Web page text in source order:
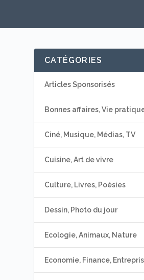
CATÉGORIES
Articles Sponsorisés
Bonnes affaires, Vie
Ciné, Musique, Médias, TV
Cuisine, Art de vivre
Culture, Livres, Poésies
Dessin, Photo du jour
Ecologie, Animaux, Nature
Economie, Finance,